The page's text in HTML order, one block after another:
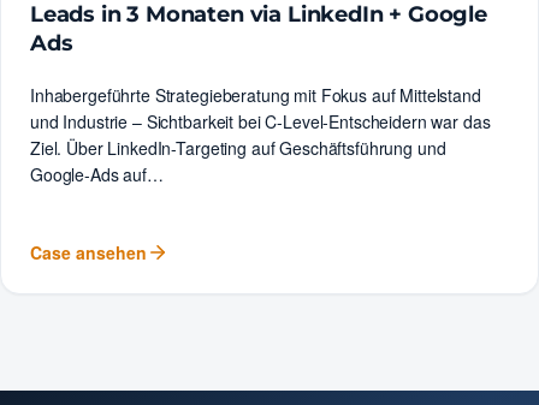
+
Leads in 3 Monaten via LinkedIn + Google
Ads
Inhabergeführte Strategieberatung mit Fokus auf Mittelstand
und Industrie – Sichtbarkeit bei C-Level-Entscheidern war das
Ziel. Über LinkedIn-Targeting auf Geschäftsführung und
Google-Ads auf…
Case ansehen